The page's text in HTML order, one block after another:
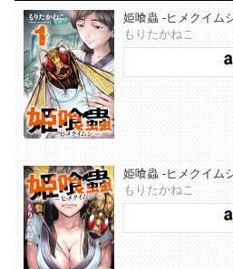
姫喰蟲 -ヒメクイム
もりたかねこ
姫喰蟲 -ヒメクイム
もりたかねこ